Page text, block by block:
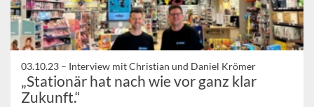
03.10.23 – Interview mit Christian und Daniel Krömer
„Stationär hat nach wie vor ganz klar
Zukunft.“